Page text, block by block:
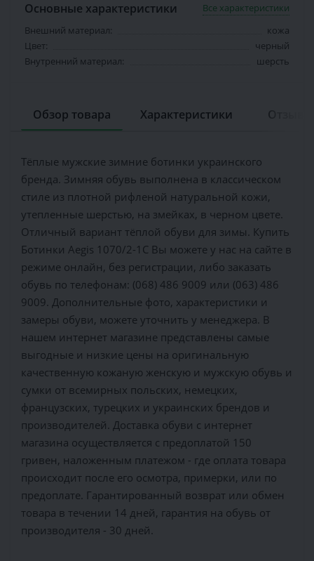
Основные характеристики
Все характеристики
Внешний материал:
кожа
Цвет:
черный
Внутренний материал:
шерсть
Обзор товара Характеристики
Тёплые мужские зимние ботинки украинского
бренда. Зимняя обувь выполнена в классическом
стиле из плотной рифленой натуральной кожи,
утепленные шерстью, на змейках, в черном цвете.
Отличный вариант тёплой обуви для зимы. Купить
Ботинки Aegis 1070/2-1С Вы можете у нас на сайте в
режиме онлайн, без регистрации, либо заказать
обувь по телефонам: (068) 486 9009 или (063) 486
9009. Дополнительные фото, характеристики и
замеры обуви, можете уточнить у менеджера. В
нашем интернет магазине представлены самые
выгодные и низкие цены на оригинальную
качественную кожаную женскую и мужскую обувь и
сумки от всемирных польских, немецких,
французских, турецких и украинских брендов и
производителей. Доставка обуви с интернет
магазина осуществляется c предоплатой 150
гривен, наложенным платежом - где оплата товара
происходит после его осмотра, примерки, или по
предоплате. Гарантированный возврат или обмен
товара в течении 14 дней, гарантия на обувь от
производителя - 30 дней.